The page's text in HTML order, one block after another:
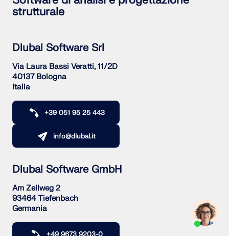
strutturale
Dlubal Software Srl
Via Laura Bassi Veratti, 11/2D
40137 Bologna
Italia
+39 051 95 25 443
info@dlubal.it
Dlubal Software GmbH
Am Zellweg 2
93464 Tiefenbach
Germania
+49 9673 9203-0